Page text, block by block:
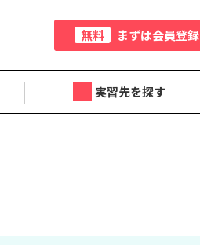
無料 まずは会員登録
実習先を探す